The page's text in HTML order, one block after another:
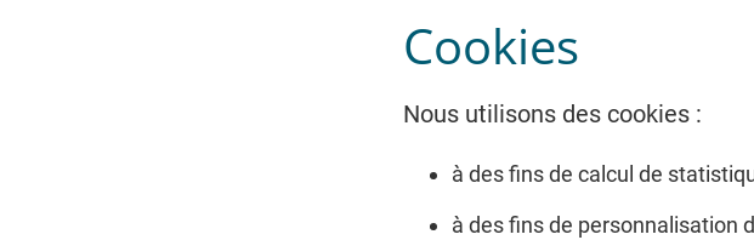
Cookies
Nous utilisons des cookies :
à des fins de calcul de
à des fins de personnalisation